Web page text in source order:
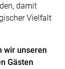
damit
Vielfalt
wir unseren
Gästen